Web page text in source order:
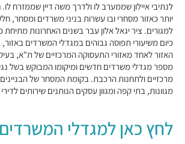
"בית אנגל"
מבני משרדים ומסחר ·יגאל אלון 88, תל אביב יפו
"בית אשדר 2000"
מבני משרדים ומסחר ·יגאל אלון 57, תל אביב יפו
"בית קנדה"
מבני משרדים ומסחר ·נירים 1-3, תל אביב יפו
"פנינת איילון"
"בית צרפת"
מבני משרדים ומסחר ·
לנתיבי איילון שממערב לו ולדרך משה דיין שממזרח לו.
יותר כאזור מסחרי ובו עשרות בניני משרדים ומסחר,
למגורים. ציר יגאל אלון עבר בשנים האחרונות
כיום משיעורי תפוסה גבוהים במגדלי המשרדים
האזור לאחד מאזורי התעסוקה המרכזיים של ת"א,
מספר מגדלי משרדים חדשים ומיקומו המבוקש בשל
מרכזיים ולתחנות הרכבת. בקומת המסחר של
מגוונות, בתי קפה ומגוון עסקים הנותנים שירותים
לחץ כאן למגדלי